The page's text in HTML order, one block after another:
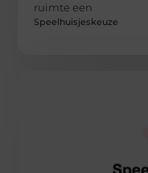
ruimte een
Speelhuisjeskeuze